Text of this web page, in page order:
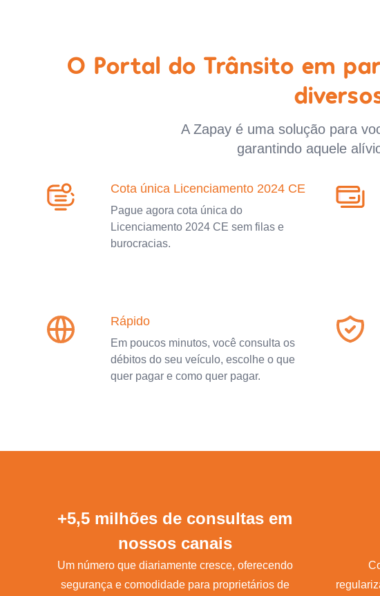
O Portal do Trânsito em
A Zapay é uma solução para
garantindo aquele
Cota única Licenciamento 2024 CE
Pague agora cota única do
Licenciamento 2024 CE sem filas e
burocracias.
Rápido
Em poucos minutos, você consulta os
débitos do seu veículo, escolhe o que
quer pagar e como quer pagar.
+5,5 milhões de consultas em
nossos canais
Um número que diariamente cresce, oferecendo
segurança e comodidade para proprietários de